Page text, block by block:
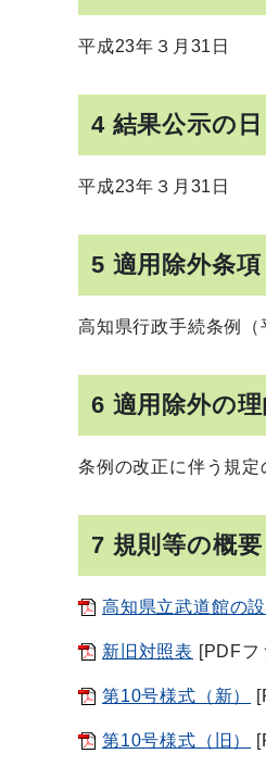
平成23年３月31日
4 結果公示の日
平成23年３月31日
5 適用除外条項
高知県行政手続条例
6 適用除外の理
条例の改正に伴う規定
7 規則等の概要
高知県立武道館の
新旧対照表 [PDFフ
第10号様式（新）
第10号様式（旧）